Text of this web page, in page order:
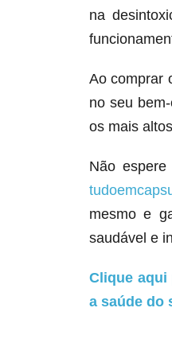
na
Ao comprar
no seu
os mais
Não
mesmo e
saudável e
Clique aqui
a saúde do